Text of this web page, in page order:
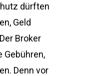
dürften
Geld
Broker
Gebühren,
Denn vor